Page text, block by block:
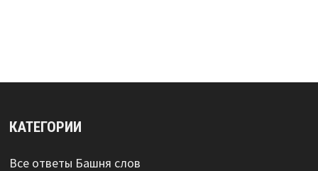
КАТЕГОРИИ
Все ответы Башня слов